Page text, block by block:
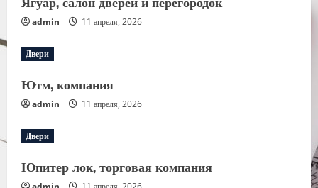
admin 11 апреля, 2026
Двери
Ютм, компания
admin 11 апреля, 2026
Двери
Юпитер лок, торговая компания